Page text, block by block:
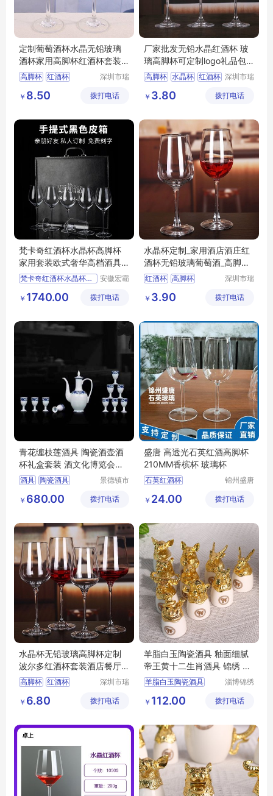
定制葡萄酒杯水晶无铅玻璃
酒杯家用高脚杯红酒杯套装
礼盒
高脚杯 红酒杯
深圳市瑞
品有限公
￥ 8.50 拨打电话
厂家批发无铅水晶红酒杯 玻
璃高脚杯可定制logo礼品包
装
高脚杯 水晶杯 红酒杯 深圳市瑞
品有限公
￥ 3.80 拨打电话
梵卡奇红酒杯水晶杯高脚杯
家用套装欧式奢华高档酒具
波尔多手工杯
梵卡奇红酒杯水晶杯高脚杯
安徽宏霸
有限公司
￥ 1740.00 拨打电话
水晶杯定制_家用酒店酒庄红
酒杯无铅玻璃葡萄酒_高脚杯
玻璃杯制品
红酒杯 高脚杯
深圳市瑞
品有限公
￥ 3.90 拨打电话
青花缠枝莲酒具 陶瓷酒壶酒
杯礼盒套装 酒文化博览会展
品
酒具 陶瓷酒具
青花酒具
景德镇市
有限公司
￥ 680.00 拨打电话
盛唐 高透光石英红酒高脚杯
210MM香槟杯 玻璃杯
石英红酒杯
石英玻璃杯
锦州盛唐
有限公司
￥ 24.00 拨打电话
水晶杯无铅玻璃高脚杯定制
波尔多红酒杯套装酒店餐厅
葡萄酒杯
高脚杯 红酒杯
深圳市瑞
品有限公
￥ 6.80 拨打电话
羊脂白玉陶瓷酒具 釉面细腻
帝王黄十二生肖酒具 锦绣 温
酒器
羊脂白玉陶瓷酒具
陶瓷酒具套装
简约陶瓷酒具
淄博锦绣
公司
￥ 112.00 拨打电话